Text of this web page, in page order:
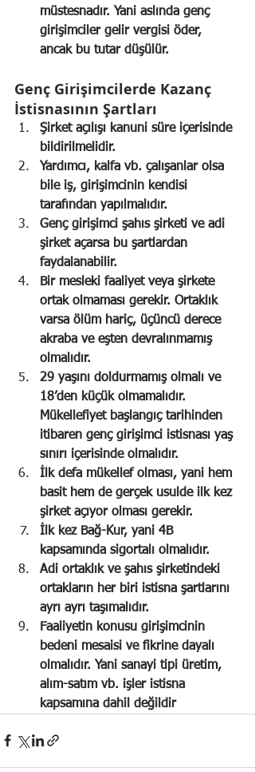
müstesnadır. Yani aslında genç
girişimciler gelir vergisi öder,
ancak bu tutar düşülür.
Genç Girişimcilerde Kazanç
İstisnasının Şartları
Şirket açılışı kanuni süre içerisinde
bildirilmelidir.
Yardımcı, kalfa vb. çalışanlar olsa
bile iş, girişimcinin kendisi
tarafından yapılmalıdır.
Genç girişimci şahıs şirketi ve adi
şirket açarsa bu şartlardan
faydalanabilir.
Bir mesleki faaliyet veya şirkete
ortak olmaması gerekir. Ortaklık
varsa ölüm hariç, üçüncü derece
akraba ve eşten devralınmamış
olmalıdır.
29 yaşını doldurmamış olmalı ve
18’den küçük olmamalıdır.
Mükellefiyet başlangıç tarihinden
itibaren genç girişimci istisnası yaş
sınırı içerisinde olmalıdır.
İlk defa mükellef olması, yani hem
basit hem de gerçek usulde ilk kez
şirket açıyor olması gerekir.
İlk kez Bağ-Kur, yani 4B
kapsamında sigortalı olmalıdır.
Adi ortaklık ve şahıs şirketindeki
ortakların her biri istisna şartlarını
ayrı ayrı taşımalıdır.
Faaliyetin konusu girişimcinin
bedeni mesaisi ve fikrine dayalı
olmalıdır. Yani sanayi tipi üretim,
alım-satım vb. işler istisna
kapsamına dahil değildir